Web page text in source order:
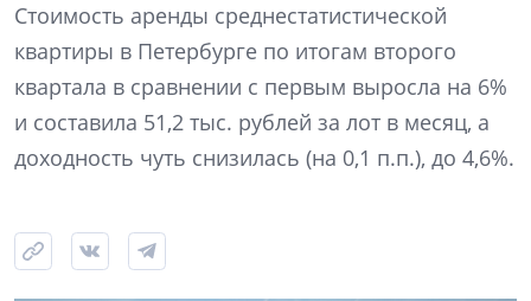
Стоимость аренды среднестатистической
квартиры в Петербурге по итогам второго
квартала в сравнении с первым выросла на 6%
и составила 51,2 тыс. рублей за лот в месяц, а
доходность чуть снизилась (на 0,1 п.п.), до 4,6%.